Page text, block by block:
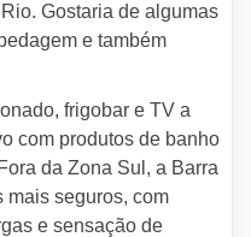
Gostaria de algumas
e também
frigobar e TV a
com produtos de banho
da Zona Sul, a Barra
mais seguros, com
e sensação de